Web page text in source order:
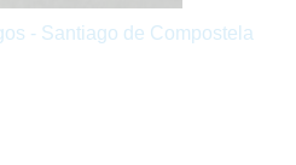
- Santiago de Compostela